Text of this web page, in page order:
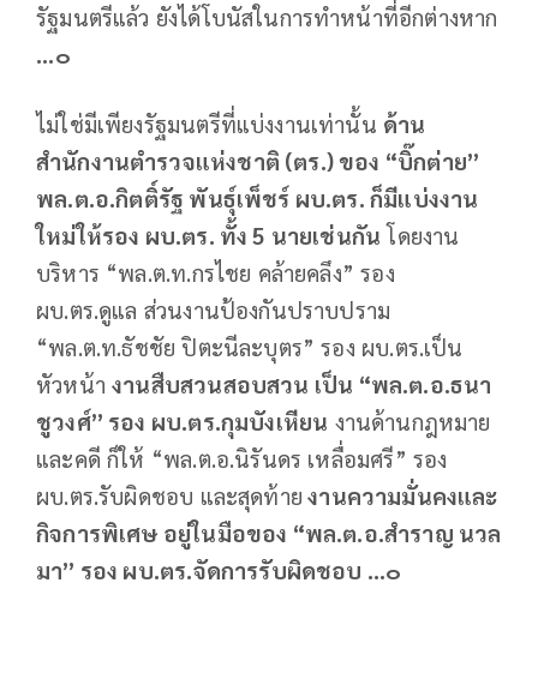
รัฐมนตรีแล้ว ยังได้โบนัสในการทำหน้าที่อีกต่างหาก
...๐
ไม่ใช่มีเพียงรัฐมนตรีที่แบ่งงานเท่านั้น ด้าน
สำนักงานตำรวจแห่งชาติ (ตร.) ของ “บิ๊กต่าย”
พล.ต.อ.กิตติ์รัฐ พันธุ์เพ็ชร์ ผบ.ตร. ก็มีแบ่งงาน
ใหม่ให้รอง ผบ.ตร. ทั้ง 5 นายเช่นกัน โดยงาน
บริหาร “พล.ต.ท.กรไชย คล้ายคลึง” รอง
ผบ.ตร.ดูแล ส่วนงานป้องกันปราบปราม
“พล.ต.ท.ธัชชัย ปิตะนีละบุตร” รอง ผบ.ตร.เป็น
หัวหน้างานสืบสวนสอบสวน เป็น “พล.ต.อ.ธนา
ชูวงศ์” รอง ผบ.ตร.กุมบังเหียน งานด้านกฎหมาย
และคดี ก็ให้ “พล.ต.อ.นิรันดร เหลื่อมศรี” รอง
ผบ.ตร.รับผิดชอบ และสุดท้าย งานความมั่นคงและ
กิจการพิเศษ อยู่ในมือของ “พล.ต.อ.สำราญ นวล
มา” รอง ผบ.ตร.จัดการรับผิดชอบ ...๐